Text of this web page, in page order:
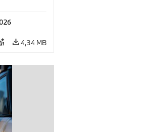
4,34 MB